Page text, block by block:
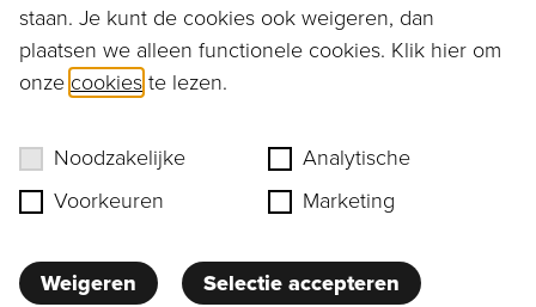
Diensten
Assortiment
Ons verhaal
staan. Je kunt de cookies ook weigeren, dan
plaatsen we alleen functionele cookies. Klik hier om
onze cookies te lezen.
Noodzakelijke
Analytische
Voorkeuren
Marketing
Weigeren Selectie accepteren